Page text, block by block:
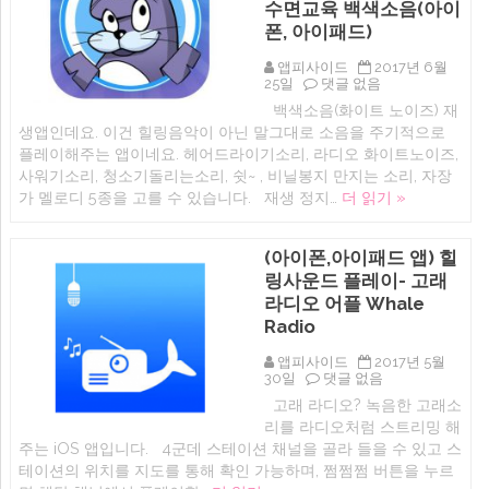
이
즈
플
레
이
어,
릴
렉
스
베
이
비
에
수면교육 백색소음(아이
폰, 아이패드)
앱피사이드
2017년 6월
25일
오
무
료
(iOS)
아
기
재
이
트
노
이
장
가
개
PRO
–
영
유
댓글 없음
백색소음(화이트 노이즈) 재
생앱인데요. 이건 힐링음악이 아닌 말그대로 소음을 주기적으로
플레이해주는 앱이네요. 헤어드라이기소리, 라디오 화이트노이즈,
사워기소리, 청소기돌리는소리, 쉿~ , 비닐봉지 만지는 소리, 자장
가 멜로디 5종을 고를 수 있습니다. 재생 정지… 더 읽기 »
(아이폰,아이패드 앱) 힐
링사운드 플레이- 고래
라디오 어플 Whale
Radio
앱피사이드
2017년 5월
30일
(아
폰,
아
이
패
드
댓글 없음
고래 라디오? 녹음한 고래소
리를 라디오처럼 스트리밍 해
주는 iOS 앱입니다. 4군데 스테이션 채널을 골라 들을 수 있고 스
테이션의 위치를 지도를 통해 확인 가능하며, 쩜쩜쩜 버튼을 누르